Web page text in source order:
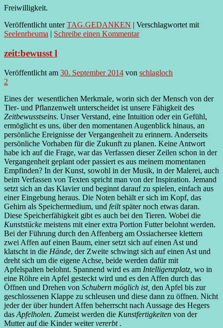
Freiwilligkeit.
Veröffentlicht unter TAG.GEDANKEN | Verschlagwortet mit
Seelenrheuma | Schreibe einen Kommentar
zeit:bewusst l
Veröffentlicht am 30. September 2014 von schlagloch
2
Eines der wesentlichen Merkmale, worin sich der Mensch von der
Tier- und Pflanzenwelt unterscheidet ist unsere Fähigkeit des
Zeitbewusstseins. Unser Verstand, eine Intuition oder ein Gefühl,
ermöglicht es uns, über den momentanen Augenblick hinaus, an
persönliche Ereignisse der Vergangenheit zu erinnern. Anderseits
persönliche Vorhaben für die Zukunft zu planen. Keine Antwort
habe ich auf die Frage, war das Verfassen dieser Zeilen schon in der
Vergangenheit geplant oder passiert es aus meinem momentanen
Empfinden? In der Kunst, sowohl in der Musik, in der Malerei, auch
beim Verfassen von Texten spricht man von der Inspiration. Jemand
setzt sich an das Klavier und beginnt darauf zu spielen, einfach aus
einer Eingebung heraus. Die Noten behält er sich im Kopf, das
Gehirn als Speichermedium, und feiltspäter noch etwas daran.
Diese Speicherfähigkeit gibt es auch bei den Tieren. Wobei die
Kunststücke meistens mit einer extra Portion Futter belohnt werden.
Bei der Führung durch den Affenberg am Ossiachersee klettern
zwei Affen auf einen Baum, einer setzt sich auf einen Ast und
klatscht in die Hände, der Zweite schwingt sich auf einen Ast und
dreht sich um die eigene Achse, beide werden dafür mit
Apfelspalten belohnt. Spannend wird es am Intelligenzplatz, wo in
eine Röhre ein Apfel gesteckt wird und es den Affen durch das
Öffnen und Drehen von Schubern möglich ist, den Apfel bis zur
geschlossenen Klappe zu schleusen und diese dann zu öffnen. Nicht
jeder der über hundert Affen beherrscht nach Aussage des Hegers
das Apfelholen. Zumeist werden die Kunstfertigkeiten von der
Mutter auf die Kinder weitervererbt.